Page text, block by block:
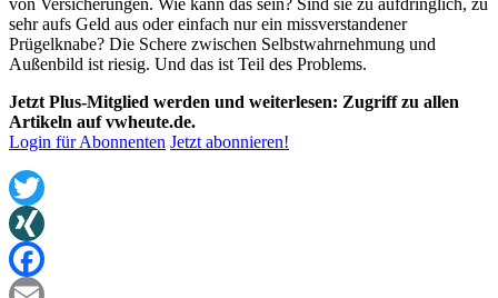
von Versicherungen. Wie kann das sein? Sind sie zu aufdringlich, zu
sehr aufs Geld aus oder einfach nur ein missverstandener
Prügelknabe? Die Schere zwischen Selbstwahrnehmung und
Außenbild ist riesig. Und das ist Teil des Problems.
Jetzt Plus-Mitglied werden und weiterlesen: Zugriff zu allen
Artikeln auf vwheute.de.
Login für Abonnenten Jetzt abonnieren!
Twitter
XING